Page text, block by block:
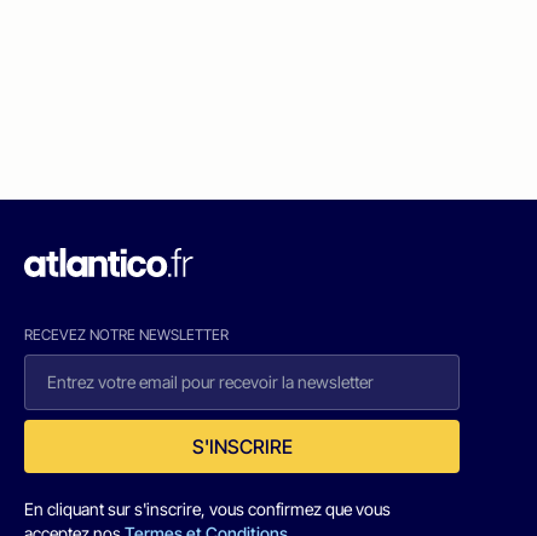
RECEVEZ NOTRE NEWSLETTER
S'INSCRIRE
En cliquant sur s'inscrire, vous confirmez que vous